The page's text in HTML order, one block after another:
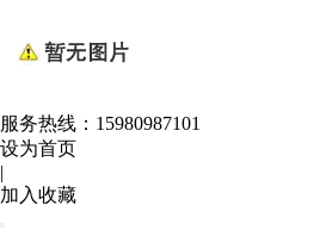
服务热线： 15980987101
设为首页
|
加入收藏